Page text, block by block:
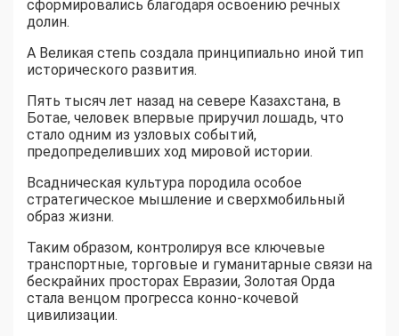
сформировались благодаря освоению речных
долин.
А Великая степь создала принципиально иной тип
исторического развития.
Пять тысяч лет назад на севере Казахстана, в
Ботае, человек впервые приручил лошадь, что
стало одним из узловых событий,
предопределивших ход мировой истории.
Всадническая культура породила особое
стратегическое мышление и сверхмобильный
образ жизни.
Таким образом, контролируя все ключевые
транспортные, торговые и гуманитарные связи на
бескрайних просторах Евразии, Золотая Орда
стала венцом прогресса конно-кочевой
цивилизации.